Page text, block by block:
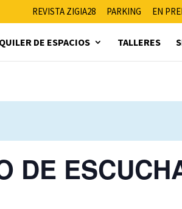
REVISTA ZIGIA28 PARKING EN
DE ESPACIOS TALLERES
DE